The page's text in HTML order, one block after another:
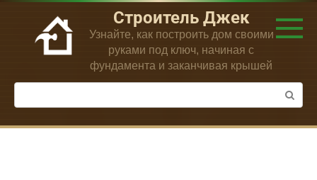
Перейти
контенту
Строитель Джек
Узнайте, как построить дом своими
руками под ключ, начиная с
фундамента и заканчивая крышей
Поиск: